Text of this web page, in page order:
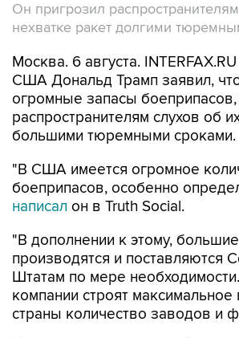
Он пригрозил
нехватке ракет долгими
Москва. 6 августа.
США Дональд Трамп заявил,
огромные запасы боеприпасов,
распространителям слухов об
большими тюремными сроками.
"В США имеется огромное
боеприпасов, особенно
написал он в Truth Social.
"В дополнении к этому,
производятся и поставляются
Штатам по мере
компании строят максимальное
страны количество заводов и